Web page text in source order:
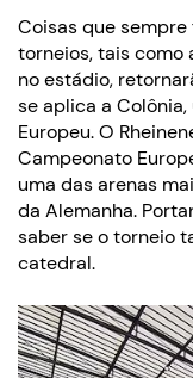
Coisas que
torneios, tais como
no estádio,
se aplica a
Europeu. O
Campeonato
uma das arenas
da Alemanha.
saber se o torneio
catedral.